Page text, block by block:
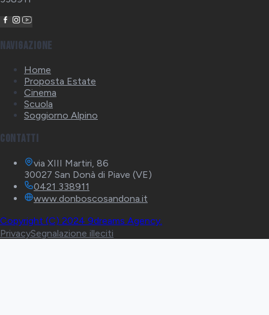
Navigazione
Home
Proposta Estate
Cinema
Scuola
Soggiorno Alpino
Contatti
via XIII Martiri, 86
30027 San Donà di Piave (VE)
0421 338911
www.donboscosandona.it
Copyright (C) 2024 9dreams Agency.
PrivacySegnalazione illeciti